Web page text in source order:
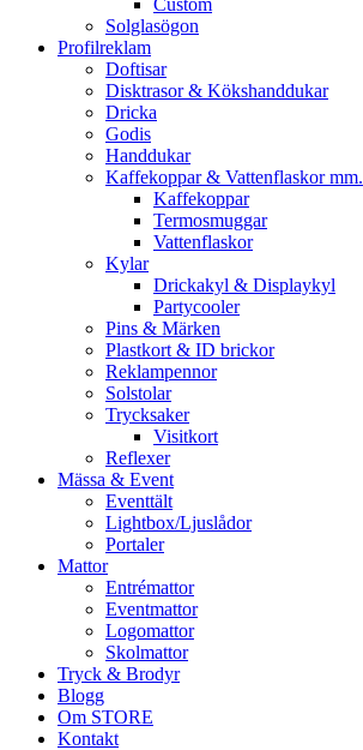
Custom
Solglasögon
Profilreklam
Doftisar
Disktrasor & Kökshanddukar
Dricka
Godis
Handdukar
Kaffekoppar & Vattenflaskor mm.
Kaffekoppar
Termosmuggar
Vattenflaskor
Kylar
Drickakyl & Displaykyl
Partycooler
Pins & Märken
Plastkort & ID brickor
Reklampennor
Solstolar
Trycksaker
Visitkort
Reflexer
Mässa & Event
Eventtält
Lightbox/Ljuslådor
Portaler
Mattor
Entrémattor
Eventmattor
Logomattor
Skolmattor
Tryck & Brodyr
Blogg
Om STORE
Kontakt